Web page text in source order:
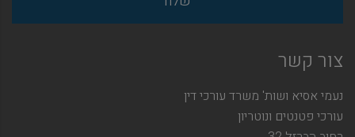
צור קשר
נעמי אסיא ושות' משרד עורכי דין
עורכי פטנטים ונוטריון